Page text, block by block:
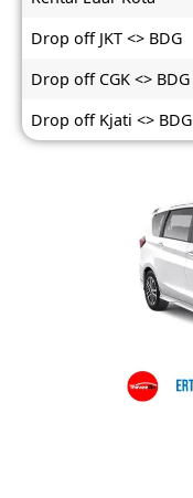
Drop off JKT <> BDG
Drop off CGK <> BDG
Drop off Kjati <> BDG